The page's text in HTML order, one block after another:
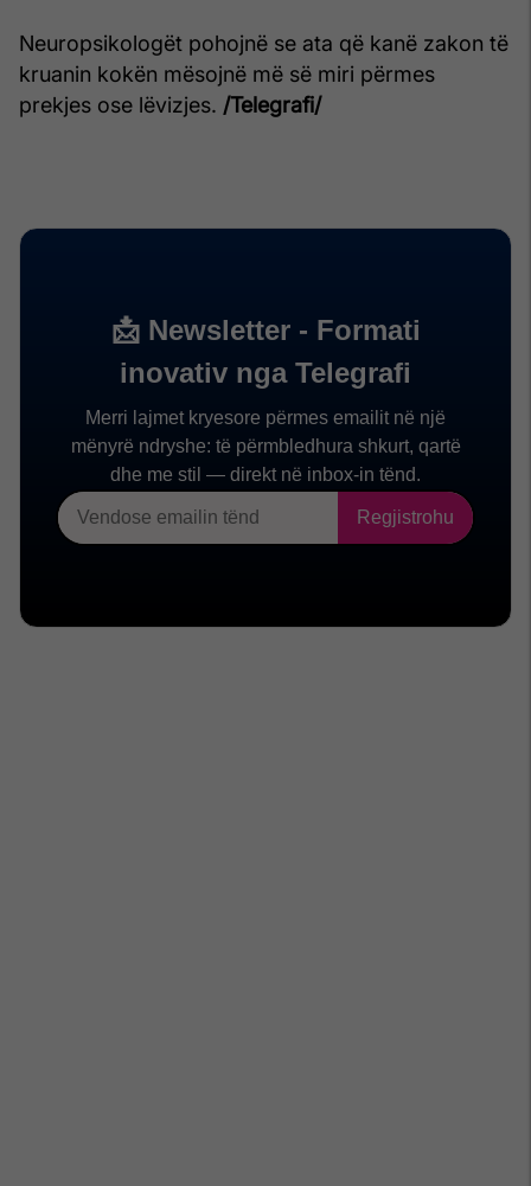
Neuropsikologët pohojnë se ata që kanë zakon të
kruanin kokën mësojnë më së miri përmes
prekjes ose lëvizjes. /Telegrafi/